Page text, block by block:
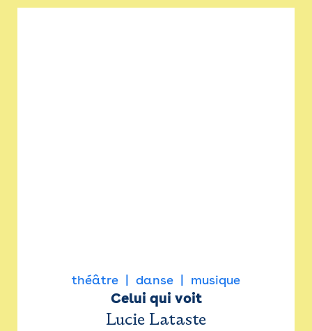
théâtre danse musique
Celui qui voit
Lucie Lataste